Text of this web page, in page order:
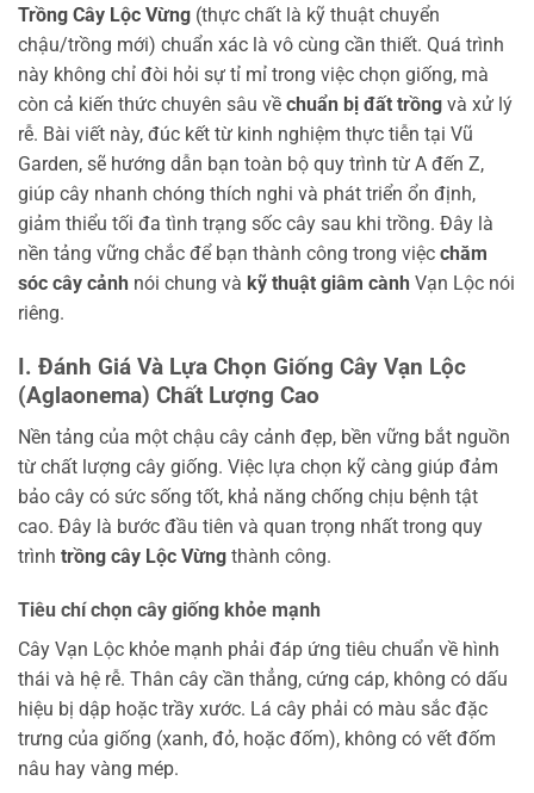
Trồng Cây Lộc Vừng (thực chất là kỹ thuật chuyển
chậu/trồng mới) chuẩn xác là vô cùng cần thiết. Quá trình
này không chỉ đòi hỏi sự tỉ mỉ trong việc chọn giống, mà
còn cả kiến thức chuyên sâu về chuẩn bị đất trồng và xử lý
rễ. Bài viết này, đúc kết từ kinh nghiệm thực tiễn tại Vũ
Garden, sẽ hướng dẫn bạn toàn bộ quy trình từ A đến Z,
giúp cây nhanh chóng thích nghi và phát triển ổn định,
giảm thiểu tối đa tình trạng sốc cây sau khi trồng. Đây là
nền tảng vững chắc để bạn thành công trong việc chăm
sóc cây cảnh nói chung và kỹ thuật giâm cành Vạn Lộc nói
riêng.
I. Đánh Giá Và Lựa Chọn Giống Cây Vạn Lộc
(Aglaonema) Chất Lượng Cao
Nền tảng của một chậu cây cảnh đẹp, bền vững bắt nguồn
từ chất lượng cây giống. Việc lựa chọn kỹ càng giúp đảm
bảo cây có sức sống tốt, khả năng chống chịu bệnh tật
cao. Đây là bước đầu tiên và quan trọng nhất trong quy
trình trồng cây Lộc Vừng thành công.
Tiêu chí chọn cây giống khỏe mạnh
Cây Vạn Lộc khỏe mạnh phải đáp ứng tiêu chuẩn về hình
thái và hệ rễ. Thân cây cần thẳng, cứng cáp, không có dấu
hiệu bị dập hoặc trầy xước. Lá cây phải có màu sắc đặc
trưng của giống (xanh, đỏ, hoặc đốm), không có vết đốm
nâu hay vàng mép.